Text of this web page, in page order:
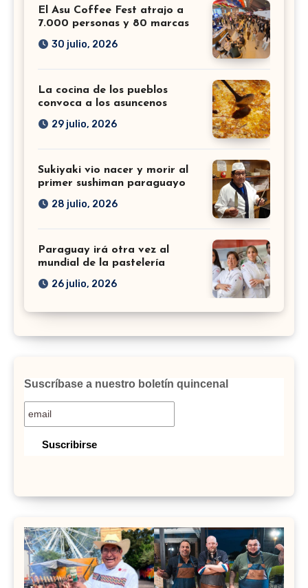
El Asu Coffee Fest atrajo a
7.000 personas y 80 marcas
30 julio, 2026
La cocina de los pueblos
convoca a los asuncenos
29 julio, 2026
Sukiyaki vio nacer y morir al
primer sushiman paraguayo
28 julio, 2026
Paraguay irá otra vez al
mundial de la pastelería
26 julio, 2026
Suscríbase a nuestro boletín quincenal